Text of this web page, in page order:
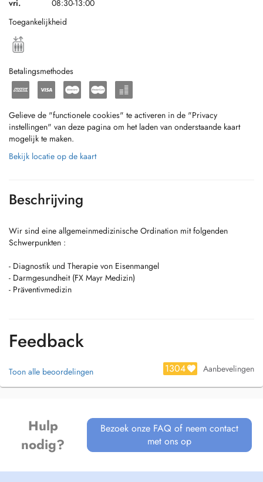
vri.
08:30-13:00
Toegankelijkheid
Betalingsmethodes
Gelieve de "functionele cookies" te activeren in de "Privacy
instellingen" van deze pagina om het laden van onderstaande kaart
mogelijk te maken.
Bekijk locatie op de kaart
Beschrijving
Wir sind eine allgemeinmedizinische Ordination mit folgenden
Schwerpunkten :
- Diagnostik und Therapie von Eisenmangel
- Darmgesundheit (FX Mayr Medizin)
- Präventivmedizin
Feedback
Toon alle beoordelingen 1304 Aanbevelingen
Hulp
nodig?
Bezoek onze FAQ of neem contact
met ons op